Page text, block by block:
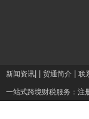
新闻资讯 贸通简介 联
一站式跨境财税服务： 注